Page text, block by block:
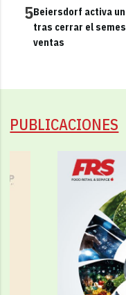
5Beiersdorf activa
tras cerrar el
ventas
PUBLICACIONES